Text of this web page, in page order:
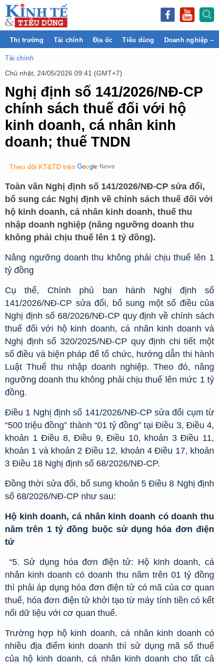
Thị trường Tài chính Địa ốc Tiêu dùng Doanh nghiệp –
Tài chính
Chủ nhật, 24/05/2026 09:41 (GMT+7)
Nghị định số 141/2026/NĐ-CP
chính sách thuế đối với hộ
kinh doanh, cá nhân kinh
doanh; thuế TNDN
Theo dõi KT&TD trên
Toàn văn Nghị định số 141/2026/NĐ-CP sửa đổi,
bổ sung các Nghị định về chính sách thuế đối với
hộ kinh doanh, cá nhân kinh doanh, thuế thu
nhập doanh nghiệp (nâng ngưỡng doanh thu
không phải chịu thuế lên 1 tỷ đồng).
Nâng ngưỡng doanh thu không phải chịu thuế lên 1
tỷ đồng
Cụ thể, Chính phủ ban hành Nghị định số
141/2026/NĐ-CP sửa đổi, bổ sung một số điều của
Nghị định số 68/2026/NĐ-CP quy định về chính sách
thuế đối với hộ kinh doanh, cá nhân kinh doanh và
Nghị định số 320/2025/NĐ-CP quy định chi tiết một
số điều và biện pháp để tổ chức, hướng dẫn thi hành
Luật Thuế thu nhập doanh nghiệp. Theo đó, nâng
ngưỡng doanh thu không phải chịu thuế lên mức 1 tỷ
đồng.
Điều 1 Nghị định số 141/2026/NĐ-CP sửa đổi cụm từ
“500 triệu đồng” thành “01 tỷ đồng” tại Điều 3, Điều 4,
khoản 1 Điều 8, Điều 9, Điều 10, khoản 3 Điều 11,
khoản 1 và khoản 2 Điều 12, khoản 4 Điều 17, khoản
3 Điều 18 Nghị định số 68/2026/NĐ-CP.
Đồng thời sửa đổi, bổ sung khoản 5 Điều 8 Nghị định
số 68/2026/NĐ-CP như sau:
Hộ kinh doanh, cá nhân kinh doanh có doanh thu
năm trên 1 tỷ đồng buộc sử dụng hóa đơn điện
tử
“5. Sử dụng hóa đơn điện tử: Hộ kinh doanh, cá
nhân kinh doanh có doanh thu năm trên 01 tỷ đồng
thì phải áp dụng hóa đơn điện tử có mã của cơ quan
thuế, hóa đơn điện tử khởi tạo từ máy tính tiền có kết
nối dữ liệu với cơ quan thuế.
Trường hợp hộ kinh doanh, cá nhân kinh doanh có
nhiều địa điểm kinh doanh thì sử dụng mã số thuế
của hộ kinh doanh, cá nhân kinh doanh cho tất cả